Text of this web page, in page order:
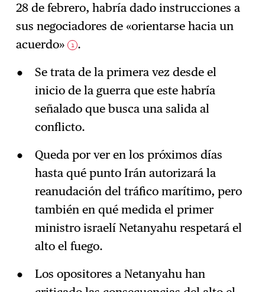
28 de febrero, habría dado instrucciones a
sus negociadores de «orientarse hacia un
acuerdo» 1 .
Se trata de la primera vez desde el
inicio de la guerra que este habría
señalado que busca una salida al
conflicto.
Queda por ver en los próximos días
hasta qué punto Irán autorizará la
reanudación del tráfico marítimo, pero
también en qué medida el primer
ministro israelí Netanyahu respetará el
alto el fuego.
Los opositores a Netanyahu han